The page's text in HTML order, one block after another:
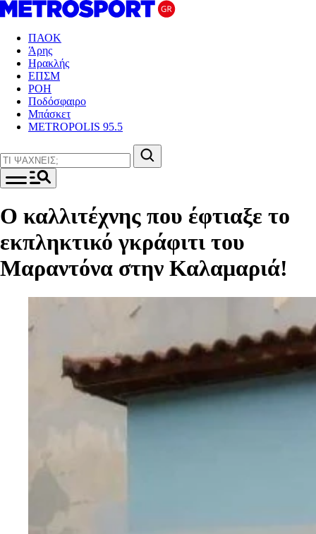
ΠΑΟΚ
Άρης
Ηρακλής
ΕΠΣΜ
ΡΟΗ
Ποδόσφαιρο
Μπάσκετ
METROPOLIS 95.5
Ο καλλιτέχνης που έφτιαξε το
εκπληκτικό γκράφιτι του
Μαραντόνα στην Καλαμαριά!